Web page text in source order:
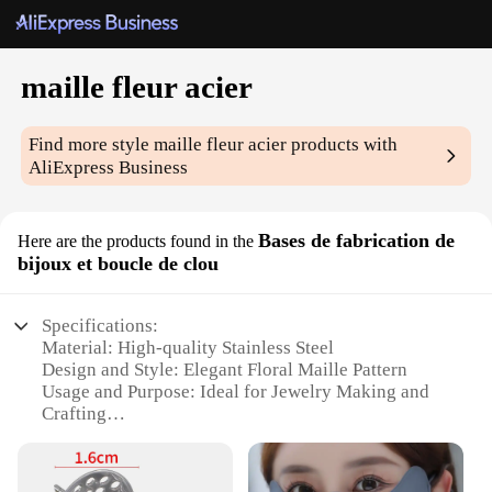
maille fleur acier
Find more stylemaille fleur acier products with
AliExpress Business
Here are the products found in the Bases de fabrication de
bijoux et boucle de clou
Specifications:
Material: High-quality Stainless Steel
Design and Style: Elegant Floral Maille Pattern
Usage and Purpose: Ideal for Jewelry Making and
Crafting
Resistant
Shape and Size: Available in Various Sets for